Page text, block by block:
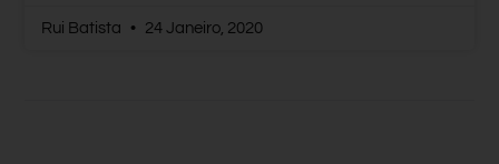
Rui Batista 24 Janeiro, 2020